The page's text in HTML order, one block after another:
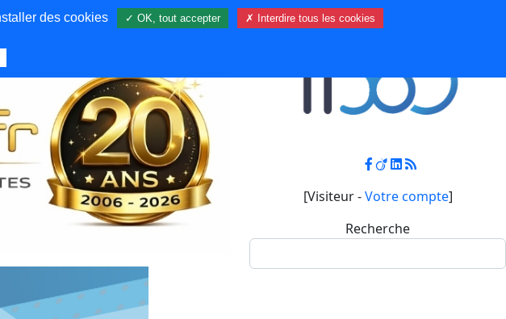
Qui sommes nous Contact Mon compte
[Visiteur -Votre compte]
Recherche
des cookies ✓ OK, tout accepter ✗ Interdire tous les cookies